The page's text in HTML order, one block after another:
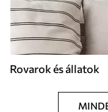
Rovarok és állatok